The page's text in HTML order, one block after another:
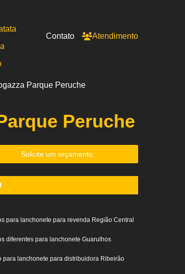
Contato Atendimento
Parque Peruche
Peruche
Solicite um orçamento
para lanchonete para revenda Região Central
diferentes para lanchonete Guarulhos
para lanchonete para distribuidora Ribeirão